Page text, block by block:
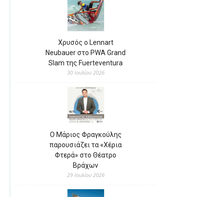
Χρυσός ο Lennart
Neubauer στο PWA Grand
Slam της Fuerteventura
30 Ιουλίου 2026
Ο Μάριος Φραγκούλης
παρουσιάζει τα «Χέρια
Φτερά» στο Θέατρο
Βράχων
29 Ιουλίου 2026